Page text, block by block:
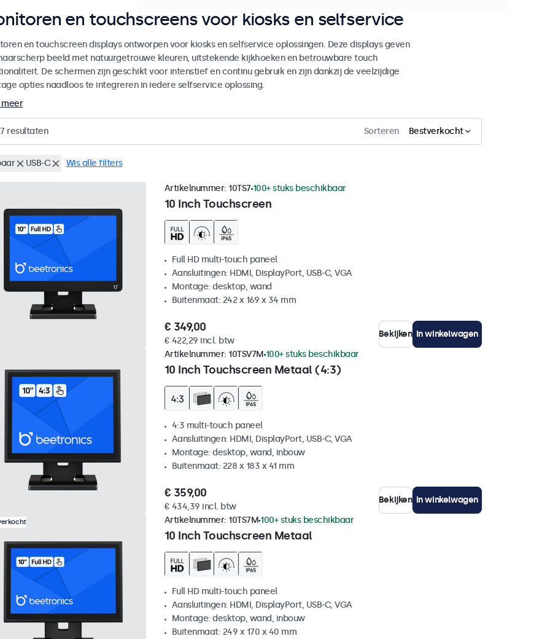
en touchscreens voor kiosks en selfservice
en touchscreen displays ontworpen voor kiosks en selfservice oplossingen. Deze displays geven
beeld met natuurgetrouwe kleuren, uitstekende kijkhoeken en betrouwbare touch
De schermen zijn geschikt voor intenstief en continu gebruik en zijn dankzij de veelzijdige
opties naadloos te integreren in iedere selfservice oplossing.
meer
resultaten Sorteren Bestverkocht
USB-C Wis alle filters
10 Inch Touchscreen
Artikelnummer: 10TS7 100+ stuks beschikbaar
Full HD multi-touch paneel
Aansluitingen: HDMI, DisplayPort, USB-C, VGA
Montage: desktop, wand
Buitenmaat: 242 x 169 x 34 mm
€ 349,00
€ 422,29 incl. btw
Bekijken In winkelwagen
10 Inch Touchscreen Metaal (4:3)
Artikelnummer: 10TSV7M 100+ stuks beschikbaar
4:3 multi-touch paneel
Aansluitingen: HDMI, DisplayPort, USB-C, VGA
Montage: desktop, wand, inbouw
Buitenmaat: 228 x 183 x 41 mm
€ 359,00
€ 434,39 incl. btw
Bekijken In winkelwagen
10 Inch Touchscreen Metaal
Artikelnummer: 10TS7M 100+ stuks beschikbaar
Full HD multi-touch paneel
Aansluitingen: HDMI, DisplayPort, USB-C, VGA
Montage: desktop, wand, inbouw
Buitenmaat: 249 x 170 x 40 mm